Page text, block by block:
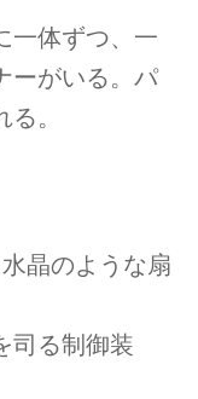
一体ずつ、一
ーがいる。パ
。
晶のような扇
司る制御装